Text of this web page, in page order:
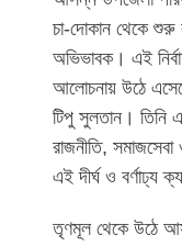
চা-দোকান থেকে
অভিভাবক। এই
আলোচনায় উঠে
টিপু সুলতান। তিনি
রাজনীতি,
এই দীর্ঘ ও বর্ণাঢ্য
তৃণমূল থেকে উঠে